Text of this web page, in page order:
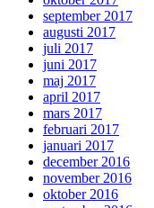
september 2017
augusti 2017
juli 2017
juni 2017
maj 2017
april 2017
mars 2017
februari 2017
januari 2017
december 2016
november 2016
oktober 2016